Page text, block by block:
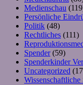
Medienschau
Persönliche
Politik (48)
Rechtliches (111)
Spender(59)
Spenderkinder
Uncategorized
Wissenschaftliche